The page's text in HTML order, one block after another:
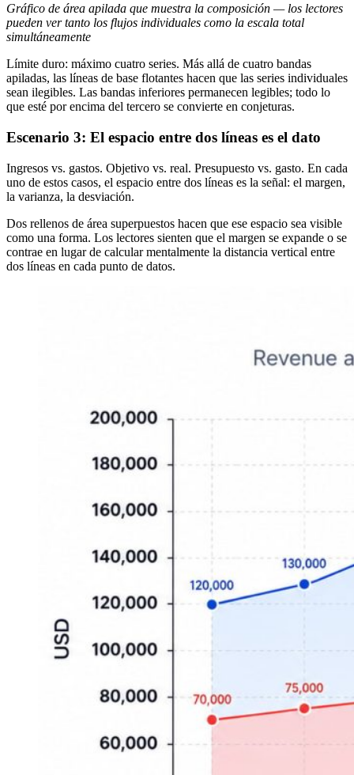
Gráfico de área apilada que muestra la composición — los lectores
pueden ver tanto los flujos individuales como la escala total
simultáneamente
Límite duro: máximo cuatro series. Más allá de cuatro bandas
apiladas, las líneas de base flotantes hacen que las series individuales
sean ilegibles. Las bandas inferiores permanecen legibles; todo lo
que esté por encima del tercero se convierte en conjeturas.
Escenario 3: El espacio entre dos líneas es el dato
Ingresos vs. gastos. Objetivo vs. real. Presupuesto vs. gasto. En cada
uno de estos casos, el espacio entre dos líneas es la señal: el margen,
la varianza, la desviación.
Dos rellenos de área superpuestos hacen que ese espacio sea visible
como una forma. Los lectores sienten que el margen se expande o se
contrae en lugar de calcular mentalmente la distancia vertical entre
dos líneas en cada punto de datos.